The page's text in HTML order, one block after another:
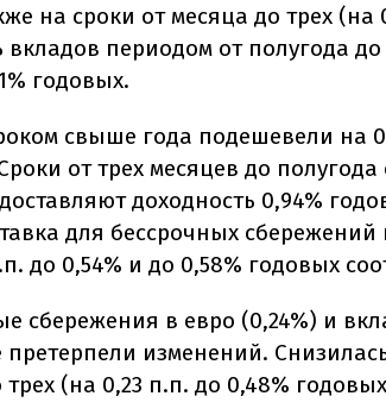
на сроки от месяца до трех
вкладов периодом от полугода
годовых.
свыше года подешевели на
от трех месяцев до полугода
доходность 0,94%
для бессрочных
до 0,54% и до 0,58% годовых
сбережения в евро (0,24%) и
претерпели изменений.
(на 0,23 п.п. до 0,48%